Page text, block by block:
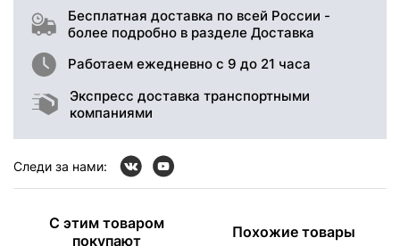
Бесплатная доставка по всей России -
более подробно в разделе Доставка
Работаем ежедневно с 9 до 21 часа
Экспресс доставка транспортными
компаниями
Следи за нами:
С этим товаром
покупают
Похожие товары